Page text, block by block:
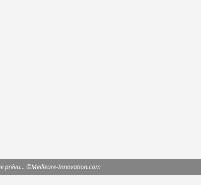
prévu... ©Meilleure-Innovation.com